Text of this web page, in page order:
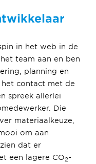
in het web in de
team aan en ben
planning en
contact met de
spreek allerlei
Die
materiaalkeuze,
om aan
dat er
een lagere CO2-